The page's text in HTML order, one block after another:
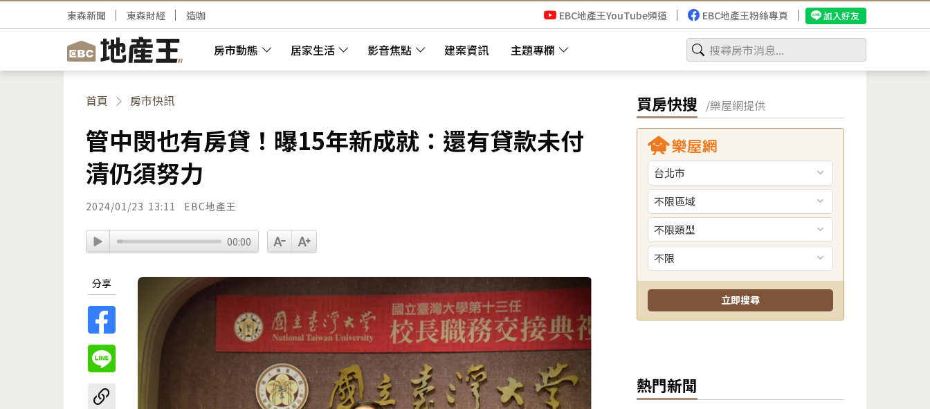
房市動態 居家生活 影音焦點 建案資訊 主題專欄
東森新聞 東森財經 造咖 EBC地產王YouTube頻道 EBC地產王粉絲專頁 加入好友
首頁 房市快訊
管中閔也有房貸！曝15年新成就：還有貸款未付
清仍須努力
2024/01/23 13:11 EBC地產王
00:00
分享
買房快搜 /樂屋網提供
熱門新聞